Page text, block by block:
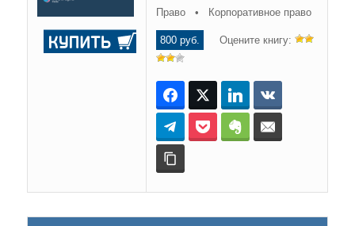
Право • Корпоративное право
800 руб. Оцените книгу:
FacebookTwitter LinkedIn
TelegramPocket Evernote